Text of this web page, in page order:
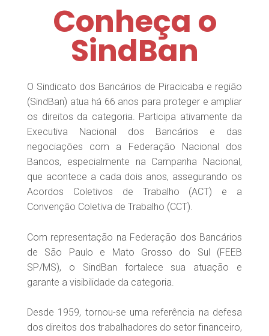
Conheça o
SindBan
O Sindicato dos Bancários de Piracicaba e região
(SindBan) atua há 66 anos para proteger e ampliar
os direitos da categoria. Participa ativamente da
Executiva Nacional dos Bancários e das
negociações com a Federação Nacional dos
Bancos, especialmente na Campanha Nacional,
que acontece a cada dois anos, assegurando os
Acordos Coletivos de Trabalho (ACT) e a
Convenção Coletiva de Trabalho (CCT).
Com representação na Federação dos Bancários
de São Paulo e Mato Grosso do Sul (FEEB
SP/MS), o SindBan fortalece sua atuação e
garante a visibilidade da categoria.
Desde 1959, tornou-se uma referência na defesa
dos direitos dos trabalhadores do setor financeiro,